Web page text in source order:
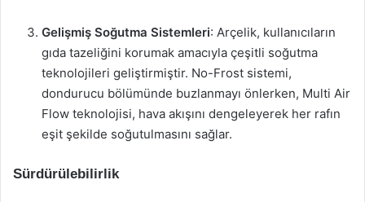
Gelişmiş Soğutma Sistemleri: Arçelik, kullanıcıların
gıda tazeliğini korumak amacıyla çeşitli soğutma
teknolojileri geliştirmiştir. No-Frost sistemi,
dondurucu bölümünde buzlanmayı önlerken, Multi Air
Flow teknolojisi, hava akışını dengeleyerek her rafın
eşit şekilde soğutulmasını sağlar.
Sürdürülebilirlik